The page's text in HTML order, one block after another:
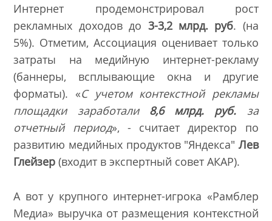
Интернет продемонстрировал рост
рекламных доходов до 3-3,2 млрд. руб. (на
5%). Отметим, Ассоциация оценивает только
затраты на медийную интернет-рекламу
(баннеры, всплывающие окна и другие
форматы). «С учетом контекстной рекламы
площадки заработали 8,6 млрд. руб. за
отчетный период», - считает директор по
развитию медийных продуктов "Яндекса" Лев
Глейзер (входит в экспертный совет АКАР).
А вот у крупного интернет-игрока «Рамблер
Медиа» выручка от размещения контекстной